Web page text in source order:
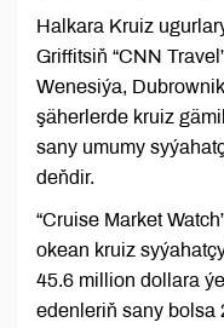
Halkara Kruiz
Griffitsiň “CNN
Wenesiýa,
şäherlerde kruiz
sany umumy
deňdir.
“Cruise Market
okean kruiz
45.6 million dollara
edenleriň sany bolsa